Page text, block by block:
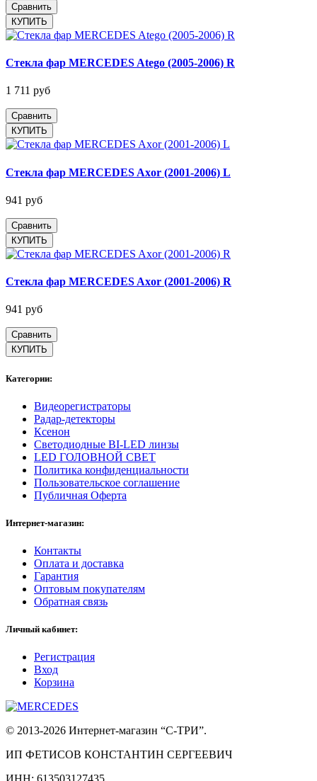
Сравнить
Стекла фар MERCEDES Atego (2005-2006) R
1 711 руб
Сравнить
Стекла фар MERCEDES Axor (2001-2006) L
941 руб
Сравнить
Стекла фар MERCEDES Axor (2001-2006) R
941 руб
Сравнить
Категории:
Видеорегистраторы
Радар-детекторы
Ксенон
Светодиодные BI-LED линзы
LED ГОЛОВНОЙ СВЕТ
Политика конфиденциальности
Пользовательское соглашение
Публичная Оферта
Интернет-магазин:
Контакты
Оплата и доставка
Гарантия
Оптовым покупателям
Обратная связь
Личный кабинет:
Регистрация
Вход
Корзина
© 2013-2026 Интернет-магазин “С-ТРИ”.
ИП ФЕТИСОВ КОНСТАНТИН СЕРГЕЕВИЧ